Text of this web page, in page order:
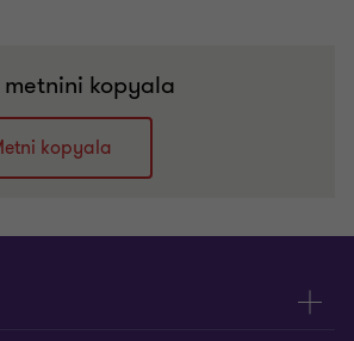
kopyala
kopyala